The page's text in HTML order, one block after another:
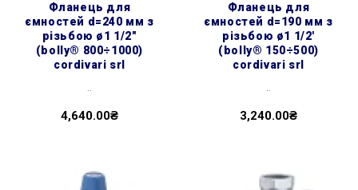
фланець для
ємностей d=240 мм з
різьбою ø1 1/2″
(bolly® 800÷1000)
cordivari srl
4,640.00₴
фланець для
ємностей d=190 мм з
різьбою ø1 1/2'
(bolly® 150÷500)
cordivari srl
3,240.00₴